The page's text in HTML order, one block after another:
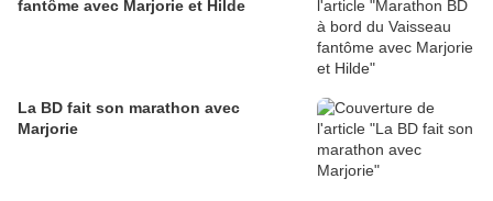
fantôme avec Marjorie et Hilde
La BD fait son marathon avec
Marjorie